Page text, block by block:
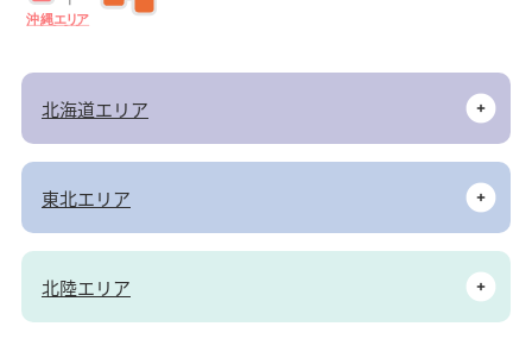
沖縄エリア
北海道エリア
東北エリア
北陸エリア